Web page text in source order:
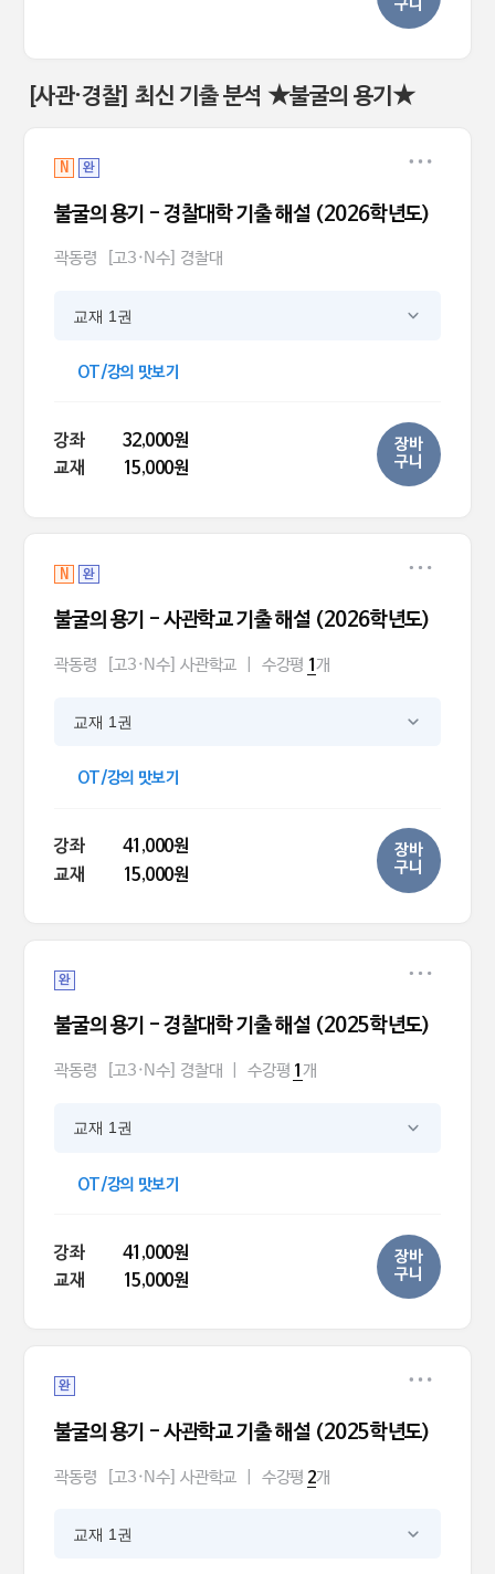
구니
[사관·경찰] 최신 기출 분석 ★불굴의 용기★
N 완
불굴의 용기 - 경찰대학 기출 해설 (2026학년도)
곽동령 [고3·N수] 경찰대
교재 1권
OT/강의 맛보기
강좌
32,000원
교재
15,000원
장바
구니
N 완
불굴의 용기 - 사관학교 기출 해설 (2026학년도)
곽동령 [고3·N수] 사관학교 수강평 1개
교재 1권
OT/강의 맛보기
강좌
41,000원
교재
15,000원
장바
구니
완
불굴의 용기 - 경찰대학 기출 해설 (2025학년도)
곽동령 [고3·N수] 경찰대 수강평 1 개
교재 1권
OT/강의 맛보기
강좌
41,000원
교재
15,000원
장바
구니
완
불굴의 용기 - 사관학교 기출 해설 (2025학년도)
곽동령 [고3·N수] 사관학교 수강평 2개
교재 1권